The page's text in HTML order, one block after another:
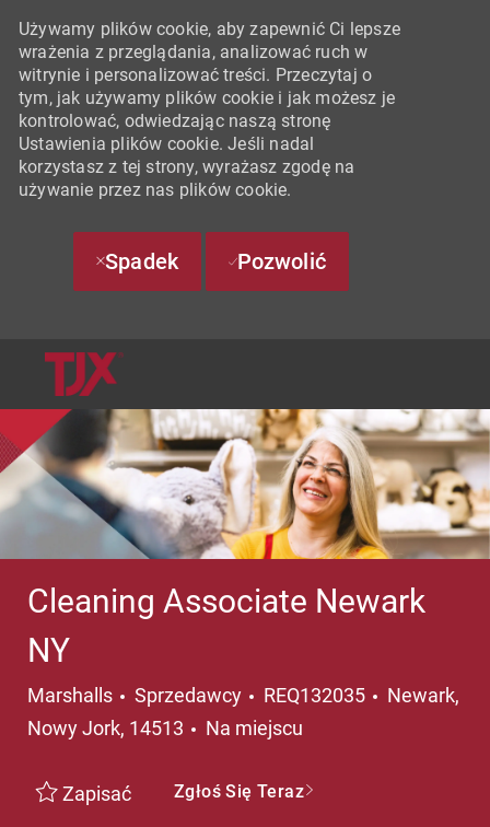
Używamy plików cookie, aby zapewnić Ci lepsze
wrażenia z przeglądania, analizować ruch w
witrynie i personalizować treści. Przeczytaj o
tym, jak używamy plików cookie i jak możesz je
kontrolować, odwiedzając naszą stronę
Ustawienia plików cookie. Jeśli nadal
korzystasz z tej strony, wyrażasz zgodę na
używanie przez nas plików cookie.
Spadek Pozwolić
Cleaning Associate Newark
NY
Marshalls Kategoria
Sprzedawcy REQ132035 Lokalizacja
Newark,
Nowy Jork, 14513
Na miejscu
Zapisać Zgłoś Się Teraz